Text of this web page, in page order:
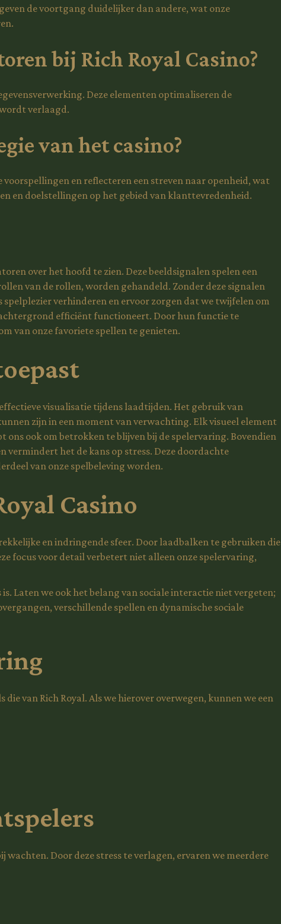
de voortgang duidelijker dan andere, wat onze
bij Rich Royal Casino?
Deze elementen optimaliseren de
verlaagd.
van het casino?
en reflecteren een streven naar openheid, wat
en doelstellingen op het gebied van klanttevredenheid.
over het hoofd te zien. Deze beeldsignalen spelen een
van de rollen, worden gehandeld. Zonder deze signalen
verhinderen en ervoor zorgen dat we twijfelen om
efficiënt functioneert. Door hun functie te
van onze favoriete spellen te genieten.
visualisatie tijdens laadtijden. Het gebruik van
zijn in een moment van verwachting. Elk visueel element
ook om betrokken te blijven bij de spelervaring. Bovendien
vermindert het de kans op stress. Deze doordachte
van onze spelbeleving worden.
Casino
en indringende sfeer. Door laadbalken te gebruiken die
focus voor detail verbetert niet alleen onze spelervaring,
Laten we ook het belang van sociale interactie niet vergeten;
verschillende spellen en dynamische sociale
van Rich Royal. Als we hierover overwegen, kunnen we een
Door deze stress te verlagen, ervaren we meerdere